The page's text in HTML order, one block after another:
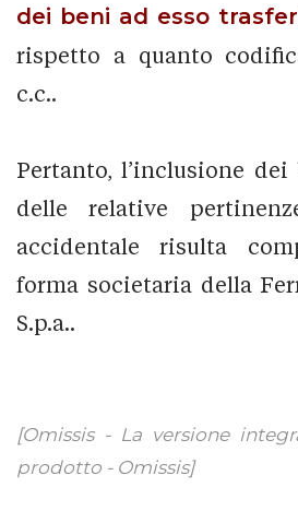
dei beni ad esso
rispetto a quanto
c.c..
Pertanto, l’inclusione
delle relative
accidentale risulta
forma societaria della
S.p.a..
[Omissis - La versione
prodotto - Omissis]